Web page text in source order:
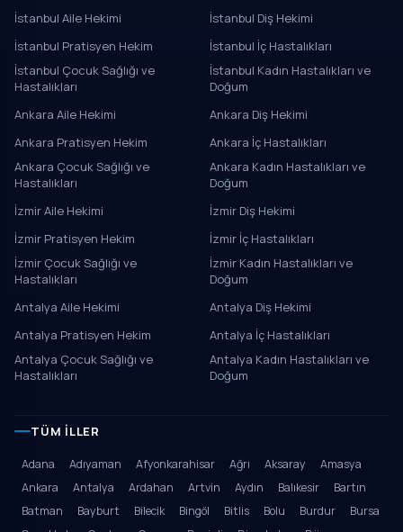
İstanbul Aile Hekimi
İstanbul Diş Hekimi
İstanbul Pratisyen Hekim
İstanbul İç Hastalıkları
İstanbul Çocuk Sağlığı ve
Hastalıkları
İstanbul Kadın Hastalıkları ve
Doğum
Ankara Aile Hekimi
Ankara Diş Hekimi
Ankara Pratisyen Hekim
Ankara İç Hastalıkları
Ankara Çocuk Sağlığı ve
Hastalıkları
Ankara Kadın Hastalıkları ve
Doğum
İzmir Aile Hekimi
İzmir Diş Hekimi
İzmir Pratisyen Hekim
İzmir İç Hastalıkları
İzmir Çocuk Sağlığı ve
Hastalıkları
İzmir Kadın Hastalıkları ve
Doğum
Antalya Aile Hekimi
Antalya Diş Hekimi
Antalya Pratisyen Hekim
Antalya İç Hastalıkları
Antalya Çocuk Sağlığı ve
Hastalıkları
Antalya Kadın Hastalıkları ve
Doğum
TÜM İLLER
Adana Adıyaman Afyonkarahisar Ağrı Aksaray
Amasya
Ankara
Antalya Ardahan Artvin Aydın Balıkesir
Bartın
Batman
Bayburt Bilecik Bingöl Bitlis Bolu Burdur
Bursa